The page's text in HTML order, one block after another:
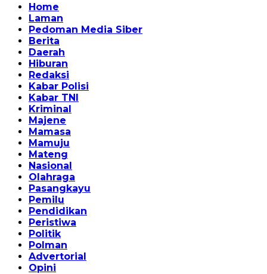
Home
Laman
Pedoman Media Siber
Berita
Daerah
Hiburan
Redaksi
Kabar Polisi
Kabar TNI
Kriminal
Majene
Mamasa
Mamuju
Mateng
Nasional
Olahraga
Pasangkayu
Pemilu
Pendidikan
Peristiwa
Politik
Polman
Advertorial
Opini